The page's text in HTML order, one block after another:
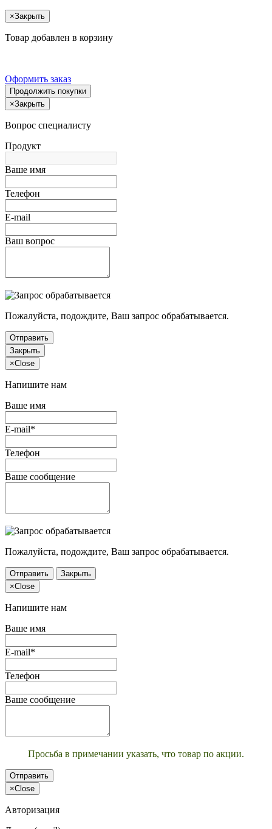
×Закрыть
Товар добавлен в корзину
Оформить заказ
Продолжить покупки
×Закрыть
Вопрос специалисту
Продукт
Ваше имя
Телефон
E-mail
Ваш вопрос
Пожалуйста, подождите, Ваш запрос обрабатывается.
Отправить
Закрыть
×Close
Напишите нам
Ваше имя
E-mail*
Телефон
Ваше сообщение
Пожалуйста, подождите, Ваш запрос обрабатывается.
Отправить
Закрыть
×Close
Напишите нам
Ваше имя
E-mail*
Телефон
Ваше сообщение
Просьба в примечании указать, что товар по акции.
Отправить
×Close
Авторизация